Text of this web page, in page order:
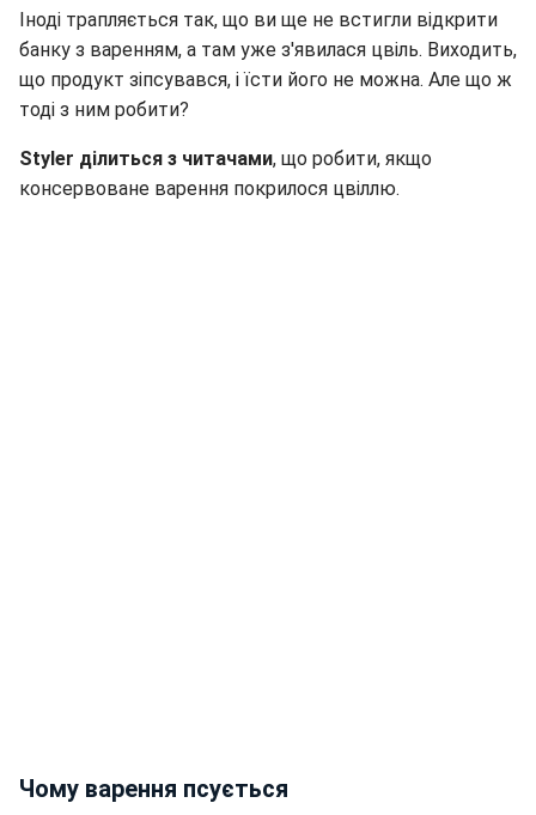
Іноді трапляється так, що ви ще не встигли відкрити
банку з варенням, а там уже з'явилася цвіль. Виходить,
що продукт зіпсувався, і їсти його не можна. Але що ж
тоді з ним робити?
Styler ділиться з читачами, що робити, якщо
консервоване варення покрилося цвіллю.
Чому варення псується